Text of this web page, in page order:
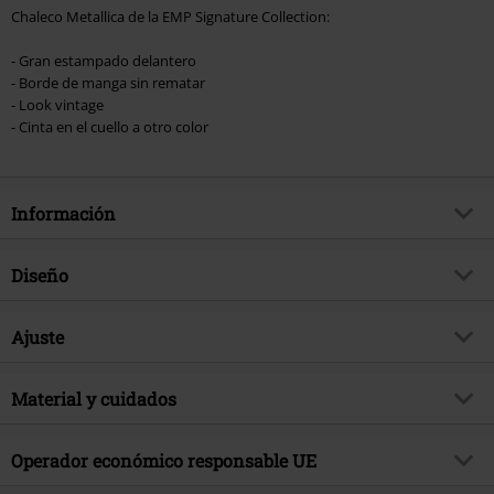
Chaleco Metallica de la EMP Signature Collection:
- Gran estampado delantero
- Borde de manga sin rematar
- Look vintage
- Cinta en el cuello a otro color
Información
Artículo no.
Género Musical
tema producto
Merch Bandas, Festival, Bandas
Licencia
licencia oficial del producto
Diseño
Tipo de producto
Patrón
Detalles
Vintage, Estampado delantero,
Ajuste
Forma/Tops
Material y cuidados
Material Externo
100% algodón
Operador económico responsable UE